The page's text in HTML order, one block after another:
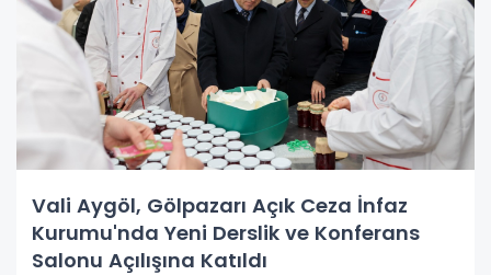
Vali Aygöl, Gölpazarı Açık Ceza İnfaz
Kurumu'nda Yeni Derslik ve Konferans
Salonu Açılışına Katıldı